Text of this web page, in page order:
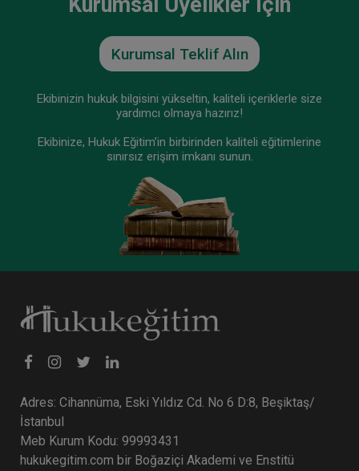
Tüketici Hukuku Enstitüsü
Sermaye Piyasası Hukuku - IV. Ticaret Hukuku
Kongresi - XII. Oturum
360 TL
Tüketici Hukuku Enstitüsü
Kurumsal Teklif Alın
Ekibinizin hukuk bilgisini yükseltin, kaliteli içeriklerle size
yardımcı olmaya hazırız!
Ekibinize, Hukuk Eğitim’in birbirinden kaliteli eğitimlerine
sınırsız erişim imkanı sunun.
Adres: Cihannüma, Eski Yıldız Cd. No 6 D:8, Beşiktaş/
İstanbul
Meb Kurum Kodu: 99993431
hukukegitim.com bir Boğaziçi Akademi ve Enstitü